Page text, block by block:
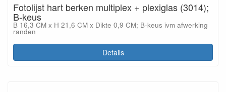
Fotolijst hart berken multiplex + plexiglas (3014);
B-keus
B 16,3 CM x H 21,6 CM x Dikte 0,9 CM; B-keus ivm afwerking
randen
Details